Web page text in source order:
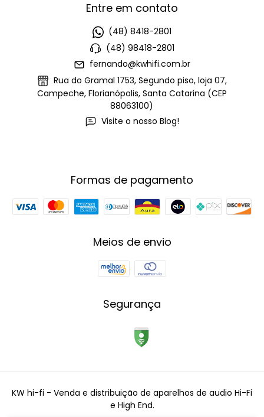
Entre em contato
(48) 8418-2801
(48) 98418-2801
fernando@kwhifi.com.br
Rua do Gramal 1753, Segundo piso, loja 07,
Campeche, Florianópolis, Santa Catarina (CEP
88063100)
Visite o nosso Blog!
Formas de pagamento
Meios de envio
Segurança
KW hi-fi - Venda e distribuição de aparelhos de audio Hi-Fi
e High End.